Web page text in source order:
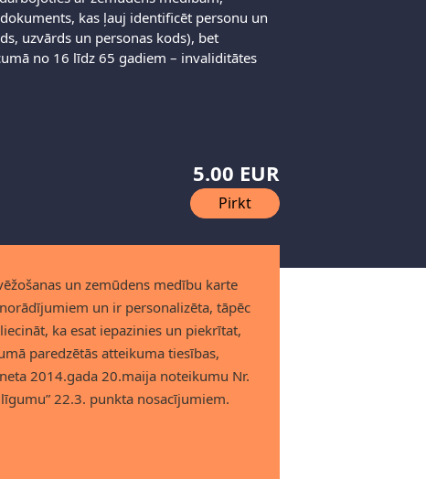
kas ļauj identificēt personu un
uzvārds un personas kods), bet
no 16 līdz 65 gadiem – invaliditātes
5.00 EUR
Pirkt
un zemūdens medību karte
un ir personalizēta, tāpēc
ka esat iepazinies un piekrītat,
paredzētās atteikuma tiesības,
2014.gada 20.maija noteikumu Nr.
22.3. punkta nosacījumiem.